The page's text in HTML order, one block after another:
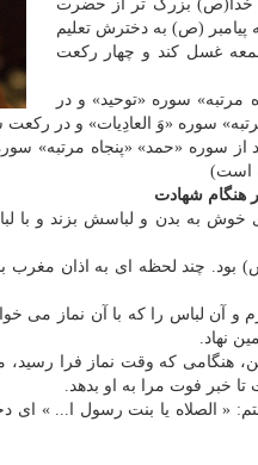
بزرگ تر از حضرت
(ص) به دخترش تعلیم
غسل کند و چهار رکعت
سوره «توحید» و در
سوره «وَ العادِیات» و در رکعت
سوره «حمد» «پنجاه مرتبه»
است)
هنگام شهادت
به بدن و لباسش بزند و با لباس
چند لحظه ای به اذان مغرب
و آن لباس را که با آن نماز می
نهاد.
هنگامی که وقت نماز فرا رسید،
خبر فوت مرا به او بدهد.
« الصلاه یا بنت رسول ا... »